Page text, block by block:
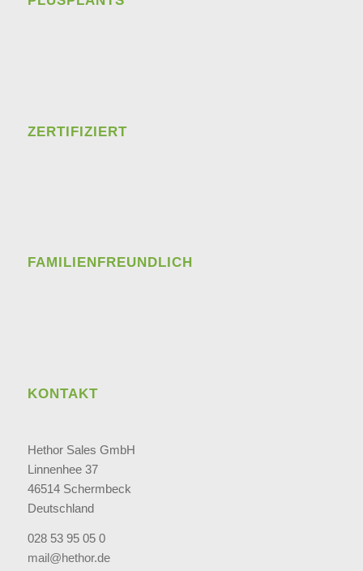
ZERTIFIZIERT
FAMILIENFREUNDLICH
KONTAKT
Hethor Sales GmbH
Linnenhee 37
46514 Schermbeck
Deutschland
028 53 95 05 0
mail@hethor.de